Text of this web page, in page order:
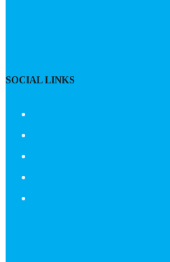
SOCIAL LINKS